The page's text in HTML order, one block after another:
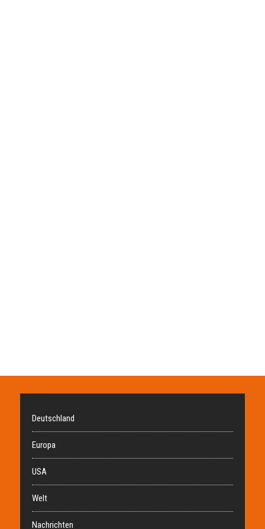
Deutschland
Europa
USA
Welt
Nachrichten